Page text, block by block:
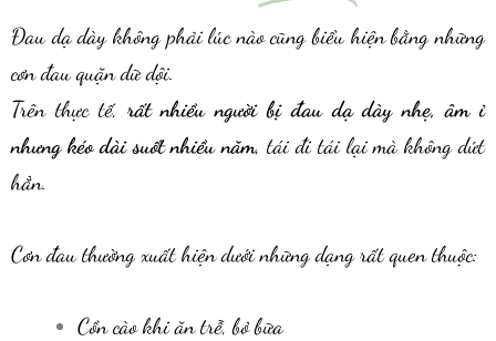
Đau dạ dày không phải lúc nào cũng biểu hiện bằng những
cơn đau quặn dữ dội.
Trên thực tế, rất nhiều người bị đau dạ dày nhẹ, âm ỉ
nhưng kéo dài suốt nhiều năm, tái đi tái lại mà không dứt
hẳn.
Cơn đau thường xuất hiện dưới những dạng rất quen thuộc:
Cồn cào khi ăn trễ, bỏ bữa